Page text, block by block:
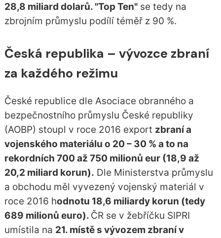
28,8 miliard dolarů. "Top Ten"se tedy na
zbrojním průmyslu podílí téměř z 90 %.
Česká republika – vývozce zbraní
za každého režimu
České republice dle Asociace obranného a
bezpečnostního průmyslu České republiky
(AOBP) stoupl v roce 2016 export zbraní a
vojenského materiálu o 20 – 30 % a to na
rekordních 700 až 750 milionů eur (18,9 až
20,2 miliard korun). Dle Ministerstva průmyslu
a obchodu měl vyvezený vojenský materiál v
roce 2016 hodnotu 18,6 miliardy korun (tedy
689 milionů euro). ČR se v žebříčku SIPRI
umístila na 21. místě s vývozem zbraní v